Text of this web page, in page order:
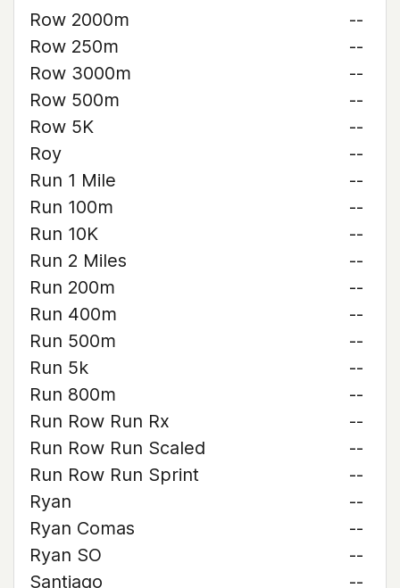
Row 2000m
--
Row 250m
--
Row 3000m
--
Row 500m
--
Row 5K
--
Roy
--
Run 1 Mile
--
Run 100m
--
Run 10K
--
Run 2 Miles
--
Run 200m
--
Run 400m
--
Run 500m
--
Run 5k
--
Run 800m
--
Run Row Run Rx
--
Run Row Run Scaled
--
Run Row Run Sprint
--
Ryan
--
Ryan Comas
--
Ryan SO
--
Santiago
--